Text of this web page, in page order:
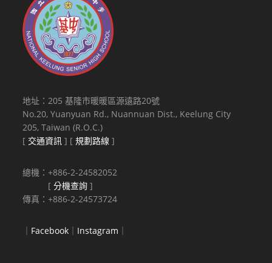
地址：205 基隆市暖暖區源遠路20號
No.20, Yuanyuan Rd., Nuannuan Dist., Keelung City
205, Taiwan (R.O.C.)
[ 交通資訊 ] [規劃路線 ]
總機：+886-2-24582052
[分機查詢 ]
傳真：+886-2-24573724
｜ Facebook ｜ Instagram ｜